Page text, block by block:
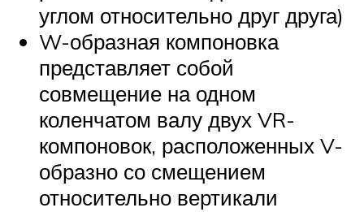
углом относительно друг друга)
W-образная компоновка
представляет собой
совмещение на одном
коленчатом валу двух VR-
компоновок, расположенных V-
образно со смещением
относительно вертикали